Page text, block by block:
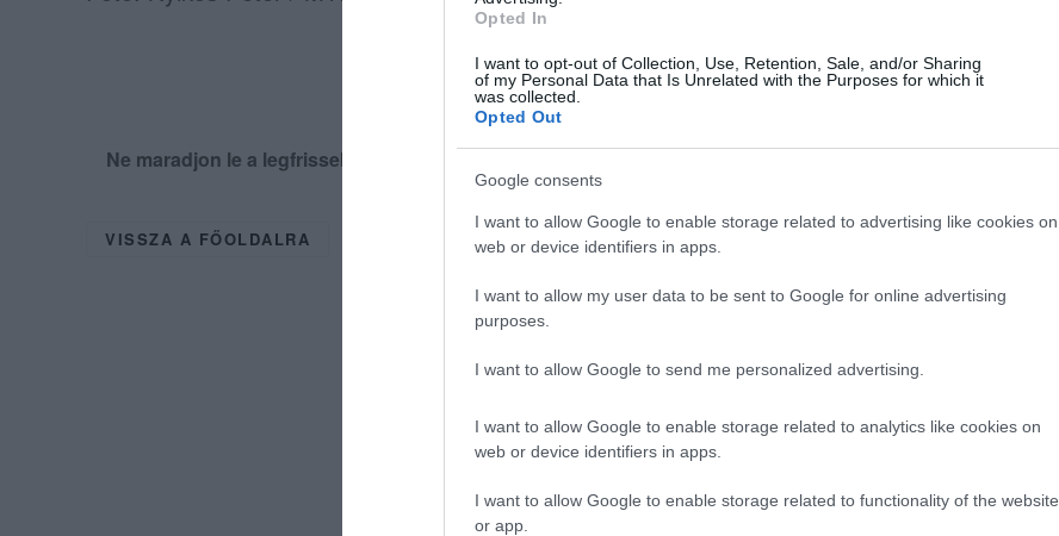
Opted In
I want to opt-out of Collection, Use, Retention, Sale, and/or Sharing
of my Personal Data that Is Unrelated with the Purposes for which it
was collected.
Opted Out
Google consents
I want to allow Google to enable storage related to advertising like cookies on
web or device identifiers in apps.
I want to allow my user data to be sent to Google for online advertising
purposes.
I want to allow Google to send me personalized advertising.
I want to allow Google to enable storage related to analytics like cookies on
web or device identifiers in apps.
I want to allow Google to enable storage related to functionality of the website
or app.
Ne maradjon le a legfrissebb hírekről, kövessen bennünket az EGRI ÜGYEK Google Hírek oldalán!
VISSZA A FŐOLDALRA